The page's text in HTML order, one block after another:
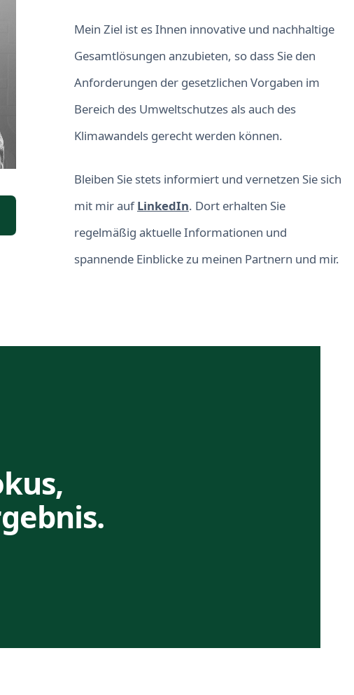
Mein Ziel ist es Ihnen innovative und nachhaltige
Gesamtlösungen anzubieten, so dass Sie den
Anforderungen der gesetzlichen Vorgaben im
Bereich des Umweltschutzes als auch des
Klimawandels gerecht werden können.
Bleiben Sie stets informiert und vernetzen Sie sich
mit mir aufLinkedIn. Dort erhalten Sie
regelmäßig aktuelle Informationen und
spannende Einblicke zu meinen Partnern und mir.